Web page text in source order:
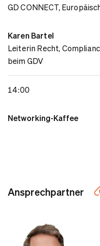
GD CONNECT,
Karen Bartel
Leiterin Recht,
beim GDV
14:00
Networking-Kaffee
Ansprechpartner